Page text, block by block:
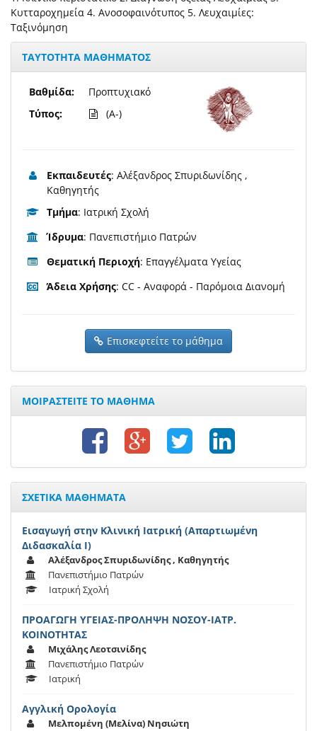
Κυτταροχημεία 4. Ανοσοφαινότυπος 5. Λευχαιμίες:
Ταξινόμηση
ΤΑΥΤΟΤΗΤΑ ΜΑΘΗΜΑΤΟΣ
Βαθμίδα:
Τύπος:
Προπτυχιακό
(A-)
Εκπαιδευτές: Αλέξανδρος Σπυριδωνίδης ,
Καθηγητής
Τμήμα: Ιατρική Σχολή
Ίδρυμα: Πανεπιστήμιο Πατρών
Θεματική Περιοχή: Επαγγέλματα Υγείας
Άδεια Χρήσης: CC - Αναφορά - Παρόμοια Διανομή
Επισκεφτείτε το μάθημα
ΜΟΙΡΑΣΤΕΙΤΕ ΤΟ ΜΑΘΗΜΑ
ΣΧΕΤΙΚΑ ΜΑΘΗΜΑΤΑ
Εισαγωγή στην Κλινική Ιατρική (Απαρτιωμένη
Διδασκαλία Ι)
Αλέξανδρος Σπυριδωνίδης , Καθηγητής
Πανεπιστήμιο Πατρών
Ιατρική Σχολή
ΠΡΟΑΓΩΓΗ ΥΓΕΙΑΣ-ΠΡΟΛΗΨΗ ΝΟΣΟΥ-ΙΑΤΡ.
ΚΟΙΝΟΤΗΤΑΣ
Μιχάλης Λεοτσινίδης
Πανεπιστήμιο Πατρών
Ιατρική
Αγγλική Ορολογία
Μελπομένη (Μελίνα) Νησιώτη